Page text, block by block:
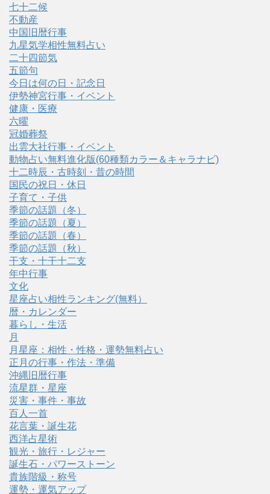
七十二候
不動産
中国旧暦行事
九星気学相性無料占い
二十四節気
五節句
今日は何の日・記念日
伊勢神宮行事・イベント
健康・医療
六曜
冠婚葬祭
出雲大社行事・イベント
動物占い無料進化版(60種類カラー＆キャラナビ)
十二時辰・古時刻・昔の時間
国民の祝日・休日
子育て・子供
季節の話題（冬）
季節の話題（夏）
季節の話題（春）
季節の話題（秋）
干支・十干十二支
年中行事
文化
星座占い相性ランキング(無料）
暦・カレンダー
暮らし・生活
月
月星座：相性・性格・運勢無料占い
正月の行事・作法・準備
沖縄旧暦行事
流星群・星座
災害・事件・事故
百人一首
花言葉・誕生花
西洋占星術
観光・旅行・レジャー
誕生石・パワーストーン
貴族階級・称号
運勢・運気アップ